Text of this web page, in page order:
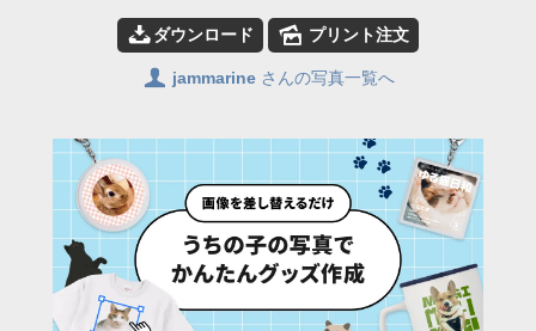
📥ダウンロード 🌄 プリント注文
👤 jammarineさんの写真一覧へ